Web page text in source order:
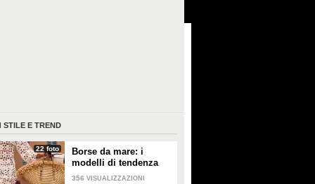
STILE E TREND
22 foto
Borse da mare: i
modelli di tendenza
per l'estate 2026
356 VISUALIZZAZIONI